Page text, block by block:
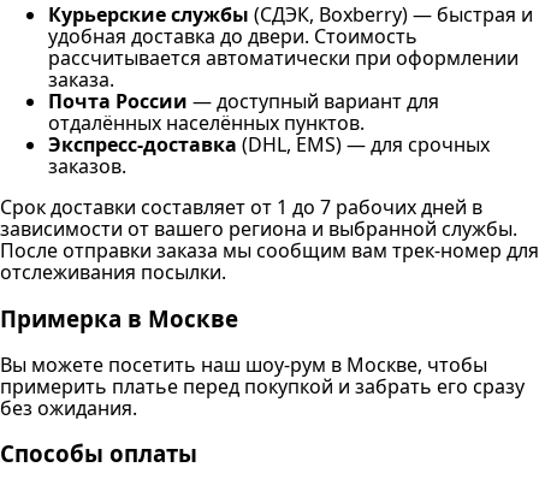
Курьерские службы (СДЭК, Boxberry) — быстрая и
удобная доставка до двери. Стоимость
рассчитывается автоматически при оформлении
заказа.
Почта России — доступный вариант для
отдалённых населённых пунктов.
Экспресс-доставка (DHL, EMS) — для срочных
заказов.
Срок доставки составляет от 1 до 7 рабочих дней в
зависимости от вашего региона и выбранной службы.
После отправки заказа мы сообщим вам трек-номер для
отслеживания посылки.
Примерка в Москве
Вы можете посетить наш шоу-рум в Москве, чтобы
примерить платье перед покупкой и забрать его сразу
без ожидания.
Способы оплаты